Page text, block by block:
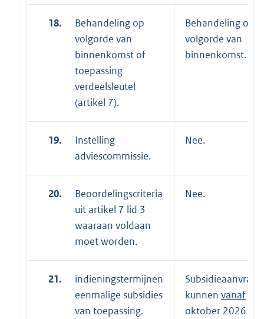
18.
Behandeling op
volgorde van
binnenkomst of
toepassing
verdeelsleutel
(artikel 7).
Behandeling op
volgorde van
binnenkomst.
19.
Instelling
adviescommissie.
Nee.
20.
Beoordelingscriteria
uit artikel 7 lid 3
waaraan voldaan
moet worden.
Nee.
21.
indieningstermijnen
eenmalige subsidies
van toepassing.
kunnen vanaf
oktober 2026